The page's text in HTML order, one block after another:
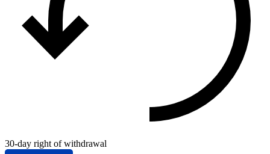
30-day right of withdrawal